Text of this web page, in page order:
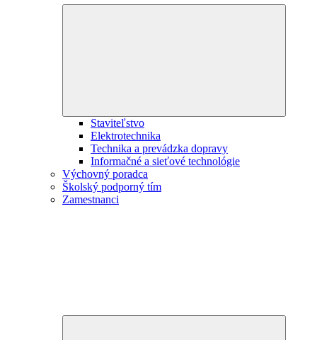
Staviteľstvo
Elektrotechnika
Technika a prevádzka dopravy
Informačné a sieťové technológie
Výchovný poradca
Školský podporný tím
Zamestnanci